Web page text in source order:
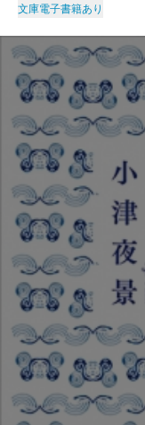
文庫電子書籍あり